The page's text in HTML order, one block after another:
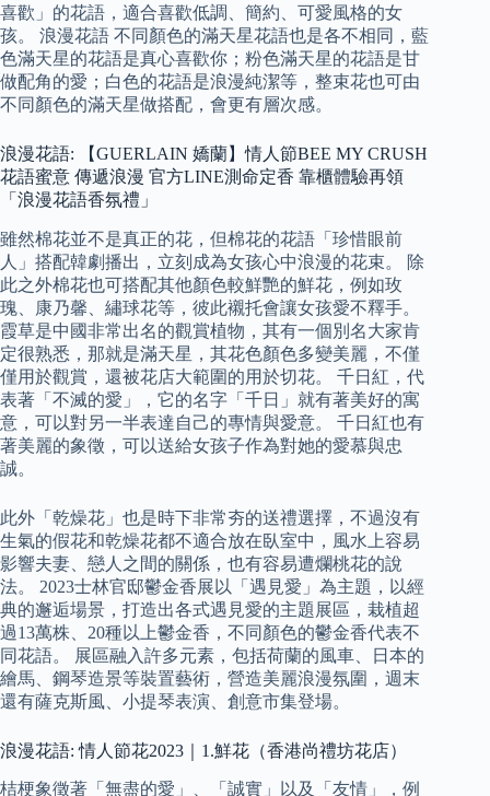
喜歡」的花語，適合喜歡低調、簡約、可愛風格的女
孩。 浪漫花語 不同顏色的滿天星花語也是各不相同，藍
色滿天星的花語是真心喜歡你；粉色滿天星的花語是甘
做配角的愛；白色的花語是浪漫純潔等，整束花也可由
不同顏色的滿天星做搭配，會更有層次感。
浪漫花語: 【GUERLAIN 嬌蘭】情人節BEE MY CRUSH
花語蜜意 傳遞浪漫 官方LINE測命定香 靠櫃體驗再領
「浪漫花語香氛禮」
雖然棉花並不是真正的花，但棉花的花語「珍惜眼前
人」搭配韓劇播出，立刻成為女孩心中浪漫的花束。 除
此之外棉花也可搭配其他顏色較鮮艷的鮮花，例如玫
瑰、康乃馨、繡球花等，彼此襯托會讓女孩愛不釋手。
霞草是中國非常出名的觀賞植物，其有一個別名大家肯
定很熟悉，那就是滿天星，其花色顏色多變美麗，不僅
僅用於觀賞，還被花店大範圍的用於切花。 千日紅，代
表著「不滅的愛」，它的名字「千日」就有著美好的寓
意，可以對另一半表達自己的專情與愛意。 千日紅也有
著美麗的象徵，可以送給女孩子作為對她的愛慕與忠
誠。
此外「乾燥花」也是時下非常夯的送禮選擇，不過沒有
生氣的假花和乾燥花都不適合放在臥室中，風水上容易
影響夫妻、戀人之間的關係，也有容易遭爛桃花的說
法。 2023士林官邸鬱金香展以「遇見愛」為主題，以經
典的邂逅場景，打造出各式遇見愛的主題展區，栽植超
過13萬株、20種以上鬱金香，不同顏色的鬱金香代表不
同花語。 展區融入許多元素，包括荷蘭的風車、日本的
繪馬、鋼琴造景等裝置藝術，營造美麗浪漫氛圍，週末
還有薩克斯風、小提琴表演、創意市集登場。
浪漫花語: 情人節花2023｜1.鮮花（香港尚禮坊花店）
桔梗象徵著「無盡的愛」、「誠實」以及「友情」，例